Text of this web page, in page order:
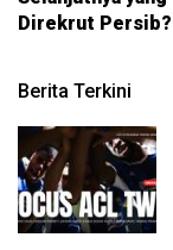
Direkrut Persib?
Berita Terkini